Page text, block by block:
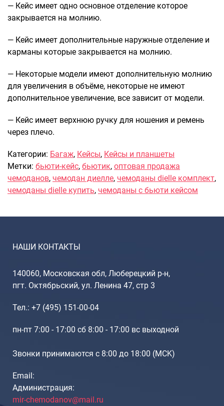
Сумки колесные
Сумки деловые
Сумки поясные
Сумки пляжные
Сумки для ноутбуков
Сумки-тележки хозяйственные
Сумки детские
Рюкзаки городские
Рюкзаки школьные
Рюкзаки подростковые
Ранцы школьные
Кейсы и планшеты
Планшеты
Аксессуары
Мешки для обуви
— Кейс имеет одно основное отделение которое
закрывается на молнию.
— Кейс имеет дополнительные наружные отделение и
карманы которые закрывается на молнию.
— Некоторые модели имеют дополнительную молнию
для увеличения в объёме, некоторые не имеют
дополнительное увеличение, все зависит от модели.
— Кейс имеет верхнюю ручку для ношения и ремень
через плечо.
Категории: Багаж, Кейсы, Кейсы и планшеты
Метки: бьюти-кейс, бьютик, оптовая продажа
чемоданов, чемодан диелле, чемоданы dielle комплект,
чемоданы dielle купить, чемоданы с бьюти кейсом
НАШИ КОНТАКТЫ
140060, Московская обл, Люберецкий р-н,
пгт. Октябрьский, ул. Ленина 47, стр 3
Тел.: +7 (495) 151-00-04
пн-пт 7:00 - 17:00 сб 8:00 - 17:00 вс выходной
Звонки принимаются с 8:00 до 18:00 (МCK)
Email:
Администрация:
mir-chemodanov@mail.ru